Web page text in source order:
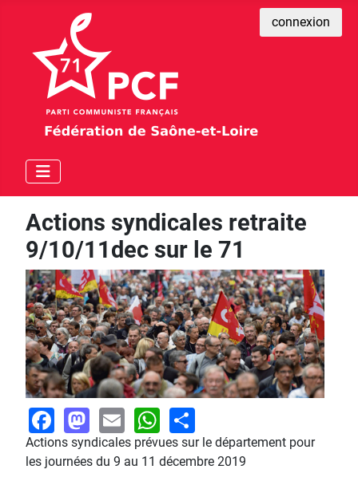
connexion
Actions syndicales retraite
9/10/11dec sur le 71
Facebook
Mastodon
EmailWhatsApp
Actions syndicales prévues sur le département pour
les journées du 9 au 11 décembre 2019